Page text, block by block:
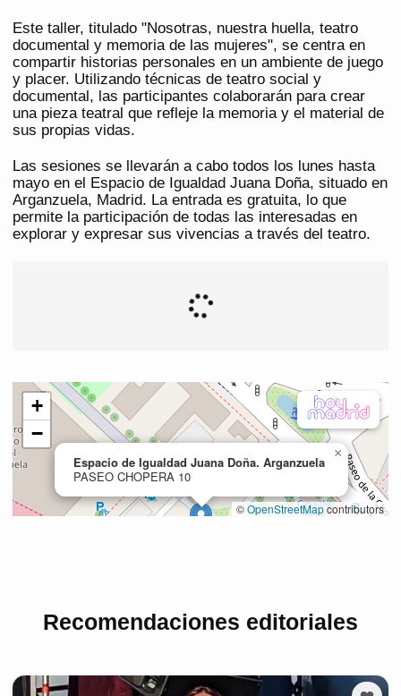
Este taller, titulado "Nosotras, nuestra huella, teatro
documental y memoria de las mujeres", se centra en
compartir historias personales en un ambiente de juego
y placer. Utilizando técnicas de teatro social y
documental, las participantes colaborarán para crear
una pieza teatral que refleje la memoria y el material de
sus propias vidas.
Las sesiones se llevarán a cabo todos los lunes hasta
mayo en el Espacio de Igualdad Juana Doña, situado en
Arganzuela, Madrid. La entrada es gratuita, lo que
permite la participación de todas las interesadas en
explorar y expresar sus vivencias a través del teatro.
Recomendaciones editoriales